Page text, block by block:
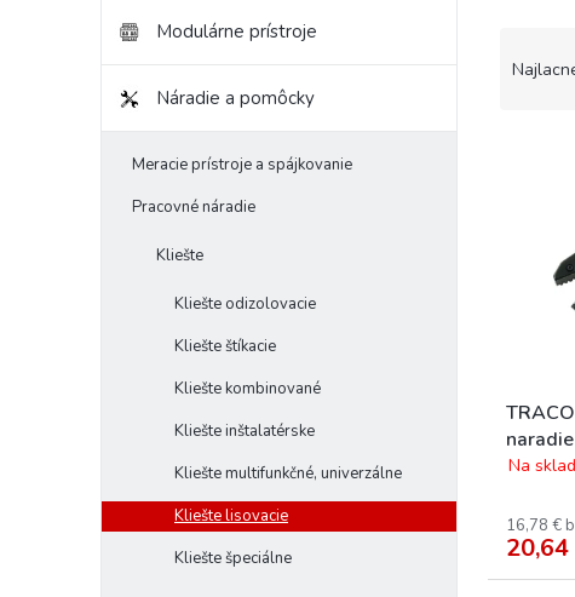
Modulárne prístroje
Náradie a pomôcky
Meracie prístroje a spájkovanie
Pracovné náradie
Kliešte
Kliešte odizolovacie
Kliešte štíkacie
Kliešte kombinované
Kliešte inštalatérske
Kliešte multifunkčné, univerzálne
Kliešte lisovacie
Kliešte špeciálne
o
v
k
t
oNa
16,78 €